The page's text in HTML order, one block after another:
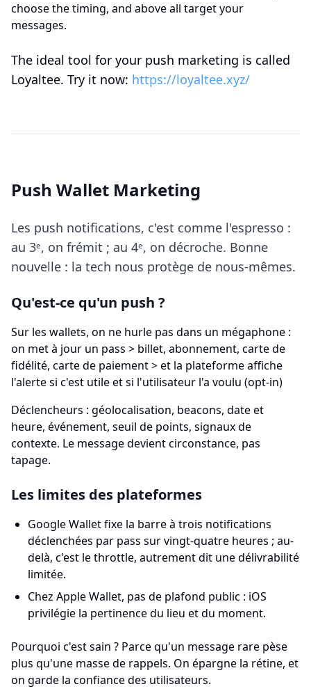
choose the timing, and above all target your
messages.
The ideal tool for your push marketing is called
Loyaltee. Try it now: https://loyaltee.xyz/
Push Wallet Marketing
Les push notifications, c'est comme l'espresso :
au 3ᵉ, on frémit ; au 4ᵉ, on décroche. Bonne
nouvelle : la tech nous protège de nous-mêmes.
Qu'est-ce qu'un push ?
Sur les wallets, on ne hurle pas dans un mégaphone :
on met à jour un pass > billet, abonnement, carte de
fidélité, carte de paiement>et la plateforme affiche
l'alerte si c'est utile et si l'utilisateur l'a voulu (opt-in)
Déclencheurs : géolocalisation, beacons, date et
heure, événement, seuil de points, signaux de
contexte. Le message devient circonstance, pas
tapage.
Les limites des plateformes
Google Wallet fixe la barre à trois notifications
déclenchées par pass sur vingt-quatre heures ; au-
delà, c'est le throttle, autrement dit une délivrabilité
limitée.
Chez Apple Wallet, pas de plafond public : iOS
privilégie la pertinence du lieu et du moment.
Pourquoi c'est sain ? Parce qu'un message rare pèse
plus qu'une masse de rappels. On épargne la rétine, et
on garde la confiance des utilisateurs.